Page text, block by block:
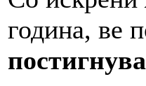
година, ве